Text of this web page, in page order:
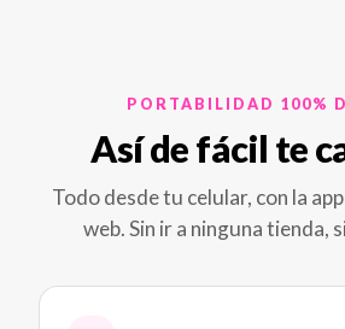
PORTABILIDAD 100%
Así de fácil te
Todo desde tu celular, con la
web. Sin ir a ninguna tienda,